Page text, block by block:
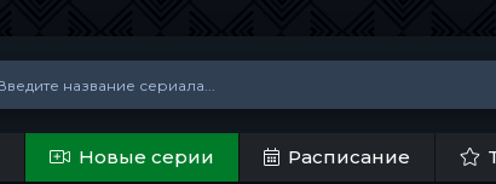
Новые серии Расписание